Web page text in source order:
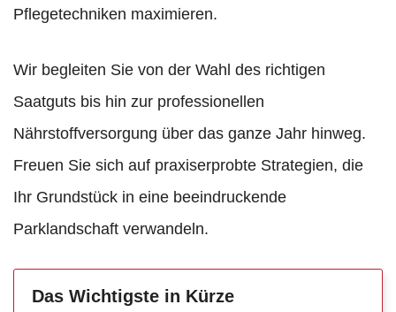
Pflegetechniken maximieren.
Wir begleiten Sie von der Wahl des richtigen
Saatguts bis hin zur professionellen
Nährstoffversorgung über das ganze Jahr hinweg.
Freuen Sie sich auf praxiserprobte Strategien, die
Ihr Grundstück in eine beeindruckende
Parklandschaft verwandeln.
Das Wichtigste in Kürze